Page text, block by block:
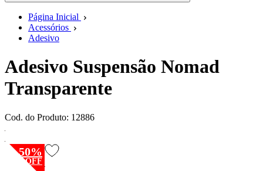
Página Inicial
Acessórios
Adesivo
Adesivo Suspensão Nomad
Transparente
Cod. do Produto: 12886
50%
OFF